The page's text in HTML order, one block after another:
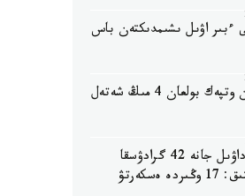
ءبىر اۋىل ىشىمدىكتەن باس
شىلدەدە شەكارادان وتپەك بولعان 4 مىڭ شەتەل
نايزاعاي، شاڭدى داۋىل جانە 42 گرادۋسقا
دەيىنگى اپتاپ ىستىق: 17 وڭىردە ەسكەرتۋ